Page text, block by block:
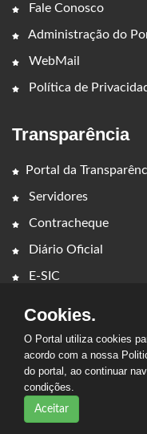
Fale Conosco
Administração do
WebMail
Política de
Transparência
Portal da
Servidores
Contracheque
Diário Oficial
E-SIC
Cookies.
O Portal utiliza cookies
acordo com a nossa
do portal, ao continuar
condições.
Aceitar
2026 - Prefeitura
reservados.